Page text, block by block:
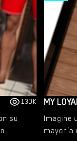
130K
su
MY
Imagine
mayoría